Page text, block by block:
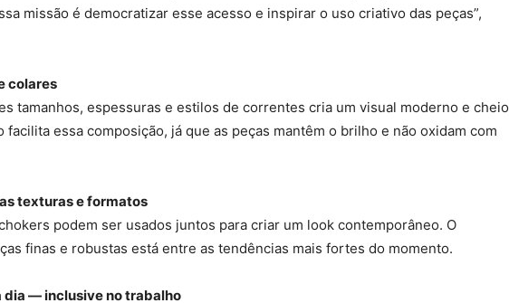
missão é democratizar esse acesso e inspirar o uso criativo das peças”,
colares
tamanhos, espessuras e estilos de correntes cria um visual moderno e cheio
facilita essa composição, já que as peças mantêm o brilho e não oxidam com
texturas e formatos
podem ser usados juntos para criar um look contemporâneo. O
finas e robustas está entre as tendências mais fortes do momento.
dia — inclusive no trabalho